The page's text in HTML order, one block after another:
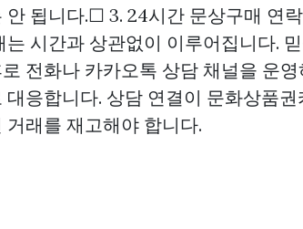
안 됩니다.☐ 3. 24시간 문상구매 연
는 시간과 상관없이 이루어집니다.
전화나 카카오톡 상담 채널을 운
대응합니다. 상담 연결이 문화상품권
거래를 재고해야 합니다.